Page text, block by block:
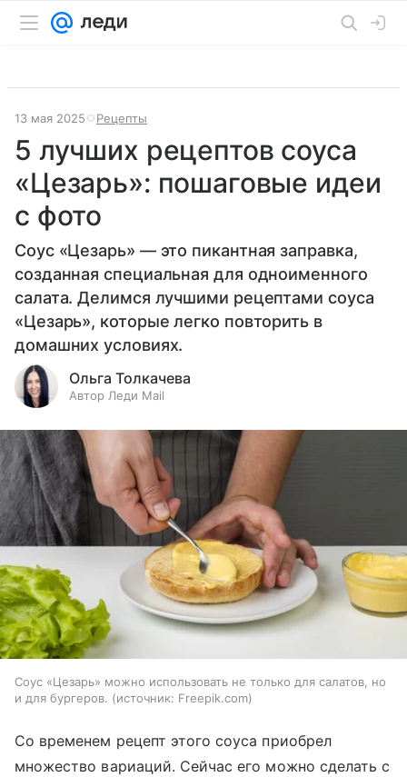
13 мая 2025 Рецепты
5 лучших рецептов соуса
«Цезарь»: пошаговые идеи
с фото
Соус «Цезарь» — это пикантная заправка,
созданная специальная для одноименного
салата. Делимся лучшими рецептами соуса
«Цезарь», которые легко повторить в
домашних условиях.
Ольга Толкачева
Автор Леди Mail
Соус «Цезарь» можно использовать не только для салатов, но
и для бургеров.
источник: Freepik.com
Со временем рецепт этого соуса приобрел
множество вариаций. Сейчас его можно сделать с